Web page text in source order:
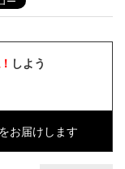
しよう
お届けします